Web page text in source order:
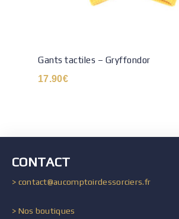
Gants tactiles – Gryffondor
17.90€
CONTACT
> contact@aucomptoirdessorciers.fr
> Nos boutiques